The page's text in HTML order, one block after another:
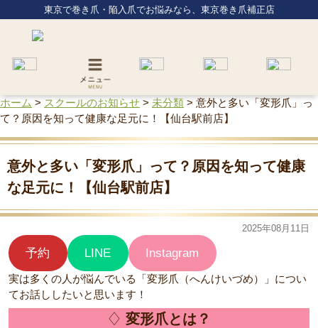
東京で巻き爪・陥入爪でお悩みなら、東京巻き爪補正店
ホーム > スクールのお知らせ > 未分類 > 意外と多い「変形爪」っ
て？原因を知って健康な足元に！【仙台駅前店】
意外と多い「変形爪」って？原因を知って健康
な足元に！【仙台駅前店】
2025年08月11日
予約 LINE Instagram
実は多くの人が悩んでいる「変形爪（へんけいづめ）」につい
てお話ししたいと思います！
♢ 変形爪とは？